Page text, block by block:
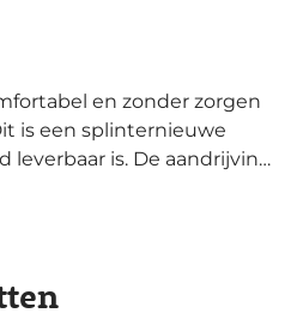
en zonder zorgen
is een splinternieuwe
leverbaar is. De aandrijving
een benzinemotor en een
velgen, LED